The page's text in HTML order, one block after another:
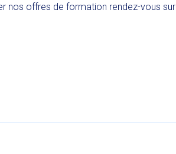
nos offres de formation rendez-vous sur